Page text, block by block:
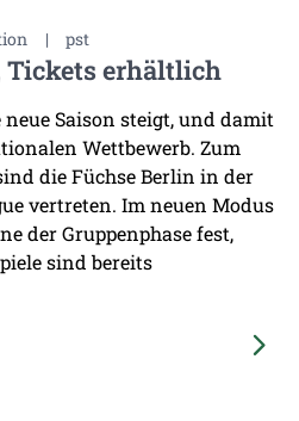
| pst
Tickets erhältlich
Saison steigt, und damit
Wettbewerb. Zum
die Füchse Berlin in der
vertreten. Im neuen Modus
der Gruppenphase fest,
sind bereits